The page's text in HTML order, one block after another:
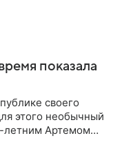
показала
своего
этого необычный
летним Артемом